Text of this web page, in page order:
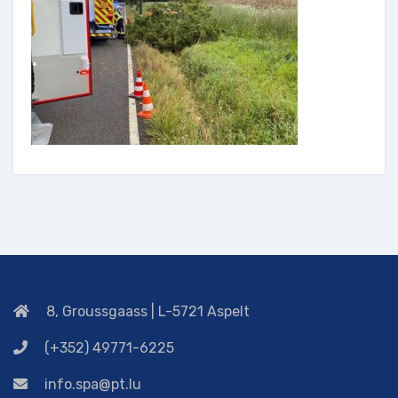
8, Groussgaass | L-5721 Aspelt
(+352) 49771-6225
info.spa@pt.lu